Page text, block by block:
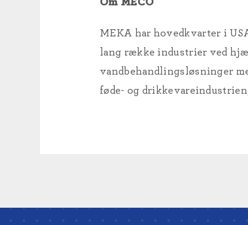
Om MECO
MEKA har hovedkvarter i
lang række industrier ved
vandbehandlingsløsninger
føde- og